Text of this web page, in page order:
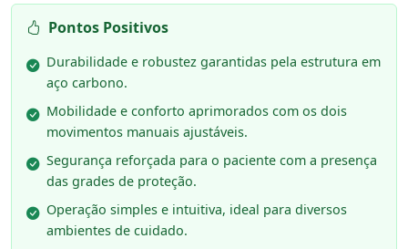
Pontos Positivos
Durabilidade e robustez garantidas pela estrutura em
aço carbono.
Mobilidade e conforto aprimorados com os dois
movimentos manuais ajustáveis.
Segurança reforçada para o paciente com a presença
das grades de proteção.
Operação simples e intuitiva, ideal para diversos
ambientes de cuidado.